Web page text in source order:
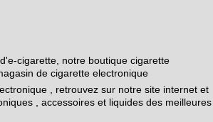
cigarette, notre boutique cigarette
de cigarette electronique
, retrouvez sur notre site internet et
, accessoires et liquides des meilleures